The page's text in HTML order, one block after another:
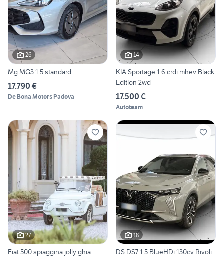
26
Mg MG3 1.5 standard
17.790 €
De Bona Motors Padova
14
KIA Sportage 1.6 crdi mhev Black
Edition 2wd
17.500 €
Autoteam
27
Fiat 500 spiaggina jolly ghia
18
DS DS7 1.5 BlueHDi 130cv Rivoli